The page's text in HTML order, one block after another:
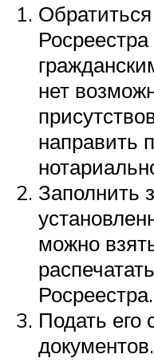
нет
направить
Заполнить
можно
Росреестра.
Подать его
документов.